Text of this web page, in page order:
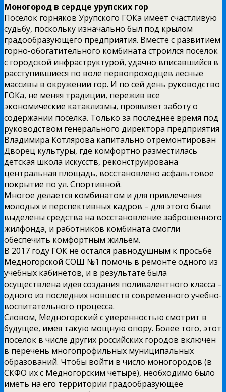
Моногород в сердце урупских гор
Поселок горняков Урупского ГОКа имеет счастливую
судьбу, поскольку изначально был под крылом
градообразующего предприятия. Вместе с развитием
горно-обогатительного комбината строился поселок
с городской инфраструктурой, удачно вписавшийся в
расступившиеся по воле первопроходцев лесные
массивы в окружении гор. И по сей день руководство
ГОКа, не меняя традиции, пережив все
экономические катаклизмы, проявляет заботу о
содержании поселка. Только за последнее время под
руководством генерального директора предприятия
Владимира Котлярова капитально отремонтирован
Дворец культуры, где комфортно разместилась
детская школа искусств, реконструирована
центральная площадь, восстановлено асфальтовое
покрытие по ул. Спортивной.
Многое делается комбинатом и для привлечения
молодых и перспективных кадров – для этого были
выделены средства на восстановление заброшенного
жилфонда, и работников комбината смогли
обеспечить комфортным жильем.
В 2017 году ГОК не остался равнодушным к просьбе
Медногорской СОШ №1 помочь в ремонте одного из
учебных кабинетов, и в результате была
осуществлена идея создания поливалентного класса –
одного из последних новшеств современного учебно-
воспитательного процесса.
Словом, Медногорский с уверенностью смотрит в
будущее, имея такую мощную опору. Более того, этот
поселок в числе других российских городов включен
в перечень многопрофильных муниципальных
образований. Чтобы войти в число моногородов (в
СКФО их с Медногорским четыре), необходимо было
иметь на его территории градообразующее